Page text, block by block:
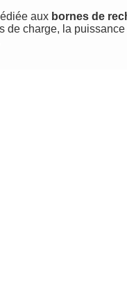
aux bornes de
de charge, la